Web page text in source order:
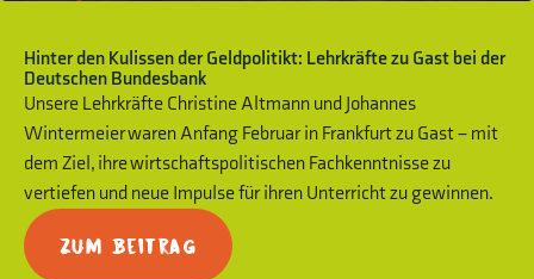
Hinter den Kulissen der Geldpolitikt: Lehrkräfte zu Gast bei der
Deutschen Bundesbank
Unsere Lehrkräfte Christine Altmann und Johannes
Wintermeier waren Anfang Februar in Frankfurt zu Gast – mit
dem Ziel, ihre wirtschaftspolitischen Fachkenntnisse zu
vertiefen und neue Impulse für ihren Unterricht zu gewinnen.
Zum Beitrag